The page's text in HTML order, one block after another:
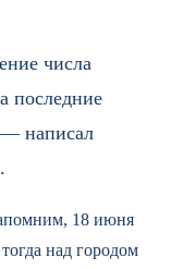
числа
последние
написал
18 июня
над городом